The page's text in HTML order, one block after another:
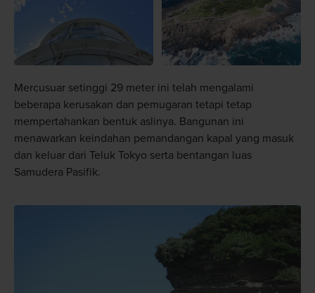
Mercusuar setinggi 29 meter ini telah mengalami
beberapa kerusakan dan pemugaran tetapi tetap
mempertahankan bentuk aslinya. Bangunan ini
menawarkan keindahan pemandangan kapal yang masuk
dan keluar dari Teluk Tokyo serta bentangan luas
Samudera Pasifik.